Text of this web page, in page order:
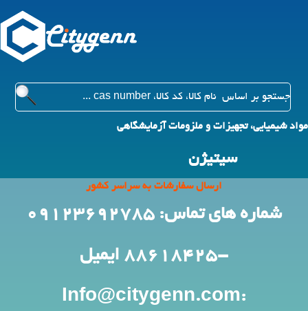
مواد شیمیایی، تجهیزات و ملزومات آزمایشگاهی
سیتیژن
ارسال سفارشات به سراسر کشور
شماره های تماس: 09123692785
-88618425 ایمیل
:Info@citygenn.com